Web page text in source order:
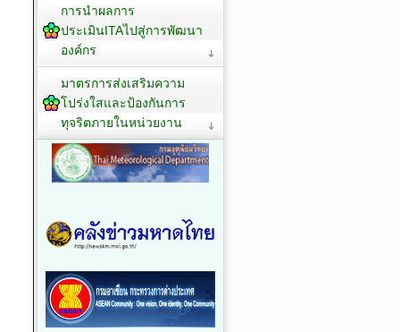
จากการปฏิบัติหน้าที่
การสร้างวัฒนธรรม No
Gift Policy
การขับเคลื่อนจริยธรรม
No Gift Policy
แผนป้องกันการทุจริต
ป้องกันการทุจริตประจำปี
ประเมินITAไปสู่การพัฒนา
องค์กร